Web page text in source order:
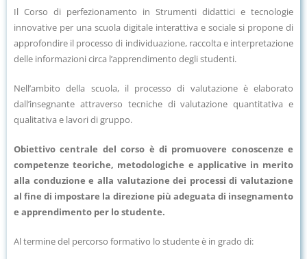
Il Corso di perfezionamento in Strumenti didattici e tecnologie
innovative per una scuola digitale interattiva e sociale si propone di
approfondire il processo di individuazione, raccolta e interpretazione
delle informazioni circa l’apprendimento degli studenti.
Nell’ambito della scuola, il processo di valutazione è elaborato
dall’insegnante attraverso tecniche di valutazione quantitativa e
qualitativa e lavori di gruppo.
Obiettivo centrale del corso è di promuovere conoscenze e
competenze teoriche, metodologiche e applicative in merito
alla conduzione e alla valutazione dei processi di valutazione
al fine di impostare la direzione più adeguata di insegnamento
e apprendimento per lo studente.
Al termine del percorso formativo lo studente è in grado di: